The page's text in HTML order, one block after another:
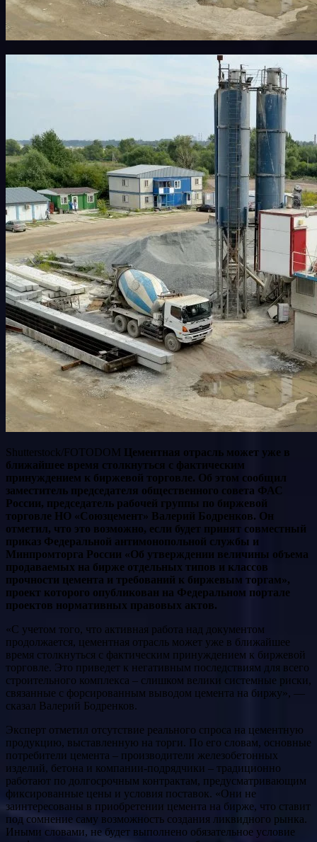
Shutterstock/FOTODOM Цементная отрасль может уже в
ближайшее время столкнуться с фактическим
принуждением к биржевой торговле. Об этом сообщил
заместитель председателя общественного совета ФАС
России, председатель рабочей группы по биржевой
торговле НО «Союзцемент» Валерий Бодренков. Он
отметил, что это возможно, если будет принят совместный
приказ Федеральной антимонопольной службы и
Минпромторга России «Об утверждении величины объема
продаваемых на бирже отдельных типов и классов
прочности цемента и требований к биржевым торгам»,
проект которого опубликован на Федеральном портале
проектов нормативных правовых актов.
«С учетом того, что активная работа над документом
продолжается, цементная отрасль может уже в ближайшее
время столкнуться с фактическим принуждением к биржевой
торговле. Это приведет к негативным последствиям для всего
строительного комплекса – слишком велики системные риски,
связанные с форсированным выводом цемента на биржу», —
сказал Валерий Бодренков.
Эксперт отметил отсутствие реального спроса на цементную
продукцию, выставленную на торги. По его словам, основные
потребители цемента – производители железобетонных
изделий, бетона и компании-подрядчики – традиционно
работают по долгосрочным контрактам, предусматривающим
фиксированные цены и условия поставок. «Они не
заинтересованы в приобретении цемента на бирже, что ставит
под сомнение саму возможность создания ликвидного рынка.
Иными словами, не будет выполнено обязательное условие